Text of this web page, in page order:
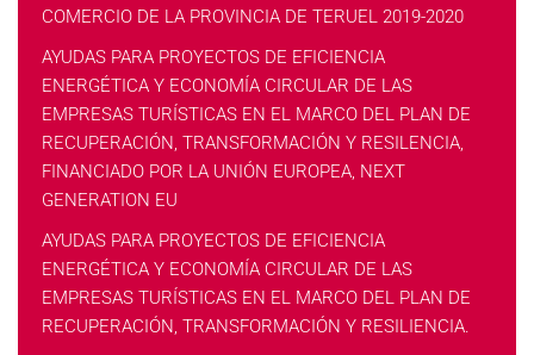
COMERCIO DE LA PROVINCIA DE TERUEL 2019-2020
AYUDAS PARA PROYECTOS DE EFICIENCIA
ENERGÉTICA Y ECONOMÍA CIRCULAR DE LAS
EMPRESAS TURÍSTICAS EN EL MARCO DEL PLAN DE
RECUPERACIÓN, TRANSFORMACIÓN Y RESILENCIA,
FINANCIADO POR LA UNIÓN EUROPEA, NEXT
GENERATION EU
AYUDAS PARA PROYECTOS DE EFICIENCIA
ENERGÉTICA Y ECONOMÍA CIRCULAR DE LAS
EMPRESAS TURÍSTICAS EN EL MARCO DEL PLAN DE
RECUPERACIÓN, TRANSFORMACIÓN Y RESILIENCIA.